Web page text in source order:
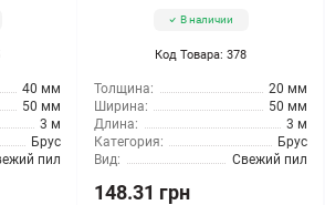
40 мм
50 мм
3 м
Брус
пил
В наличии
Код Товара: 378
Толщина:
20 мм
Ширина:
50 мм
Длина:
3 м
Категория:
Брус
Вид:
Свежий пил
148.31 грн